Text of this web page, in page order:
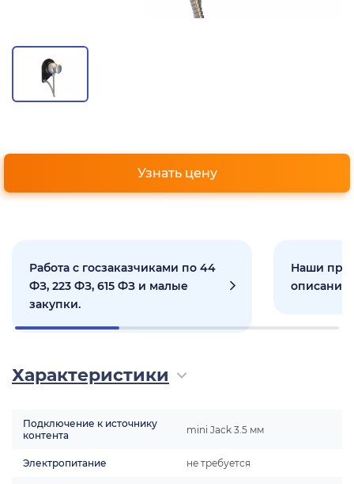
Узнать цену
Работа с госзаказчиками по 44
ФЗ, 223 ФЗ, 615 ФЗ и малые
закупки.
Наши
Характеристики
Подключение к источнику
контента
mini Jack 3.5 мм
Электропитание не требуется